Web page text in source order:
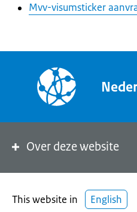
Mvv-visumsticker
Over deze website
This website in English